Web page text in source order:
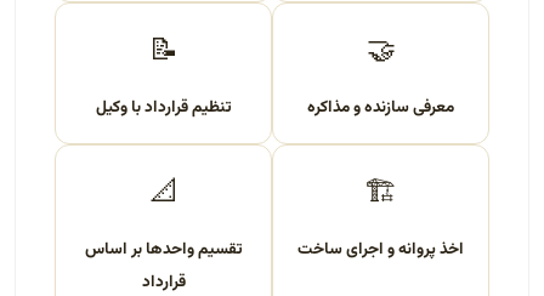
🤝
معرفی سازنده و مذاکره
📝
تنظیم قرارداد با وکیل
🏗️
اخذ پروانه و اجرای ساخت
📐
تقسیم واحدها بر اساس
قرارداد